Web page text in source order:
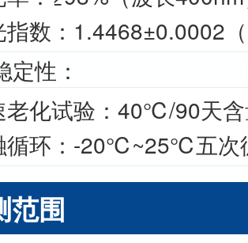
指数：1.4468±0.0002
定性：
老化试验：40℃/90天
循环：-20℃~25℃五次
范围